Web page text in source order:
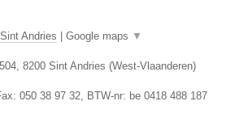
Sint Andries | Google maps ▼
8200 Sint Andries (West-Vlaanderen)
050 38 97 32 , BTW-nr: be 0418 488 187